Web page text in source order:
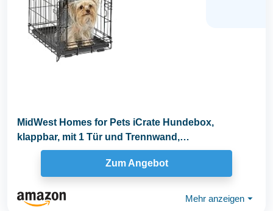
MidWest Homes for Pets iCrate Hundebox,
klappbar, mit 1 Tür und Trennwand,
auslaufsichere...
Zum Angebot
Mehr anzeigen ⏷